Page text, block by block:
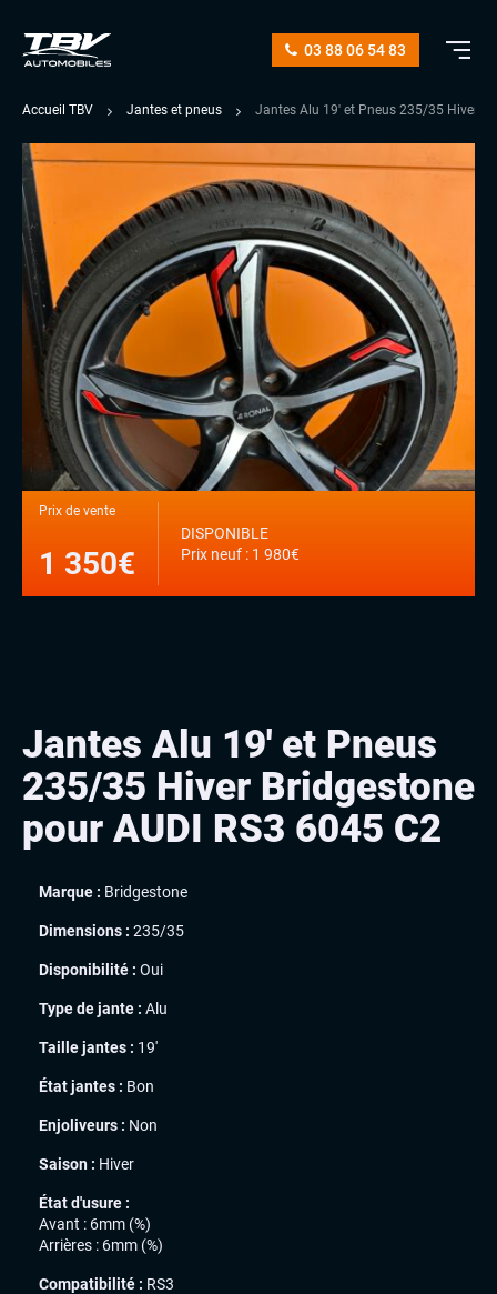
03 88 06 54 83
Accueil TBV Jantes et pneus Jantes Alu 19′ et Pneus 235/35 Hiver
Prix de vente
1 350€
DISPONIBLE
Prix neuf : 1 980€
Jantes Alu 19′ et Pneus
235/35 Hiver Bridgestone
pour AUDI RS3 6045 C2
Marque : Bridgestone
Dimensions : 235/35
Disponibilité : Oui
Type de jante : Alu
Taille jantes : 19'
État jantes : Bon
Enjoliveurs : Non
Saison : Hiver
État d'usure :
Avant : 6mm (%)
Arrières : 6mm (%)
Compatibilité : RS3